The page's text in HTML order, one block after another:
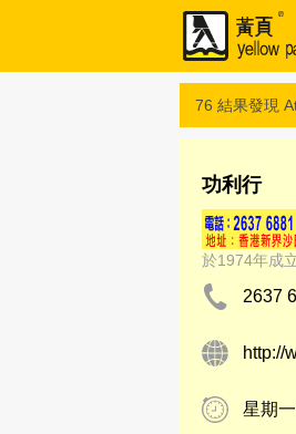
76 結果發現
功利行
於1974年成
2637
http://
星期